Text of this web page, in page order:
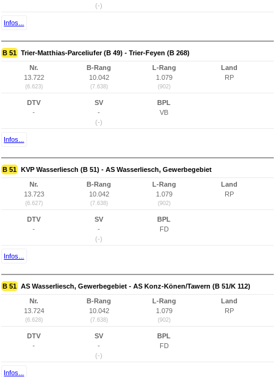
(-)
Infos...
B 51 Trier-Matthias-Parceliufer (B 49) - Trier-Feyen (B 268)
Nr.
13.722
(6.623)
B-Rang
10.042
(7.638)
L-Rang
1.079
(902)
Land
RP
DTV
-
SV
-
(-)
BPL
VB
Infos...
B 51 KVP Wasserliesch (B 51) - AS Wasserliesch, Gewerbegebiet
Nr.
13.723
(6.627)
B-Rang
10.042
(7.638)
L-Rang
1.079
(902)
Land
RP
DTV
-
SV
-
(-)
BPL
FD
Infos...
B 51 AS Wasserliesch, Gewerbegebiet - AS Konz-Könen/Tawern (B 51/K 112)
Nr.
13.724
(6.628)
B-Rang
10.042
(7.638)
L-Rang
1.079
(902)
Land
RP
DTV
-
SV
-
(-)
BPL
FD
Infos...